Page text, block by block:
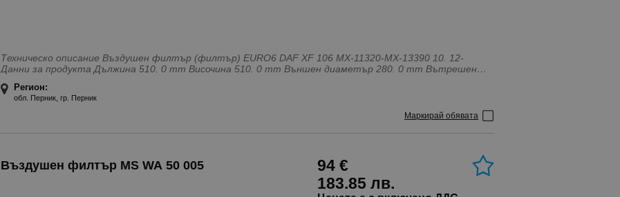
Техническо описание Въздушен филтър (филтър) EURO6 DAF XF 106 MX-11320-MX-13390 10. 12-
Данни за продукта Дължина 510. 0 mm Височина 510. 0 mm Външен диаметър 280. 0 mm Вътрешен
Регион:
обл. Перник, гр. Перник
Маркирай обявата
Въздушен филтър MS WA 50 005
94 €
183.85 лв.